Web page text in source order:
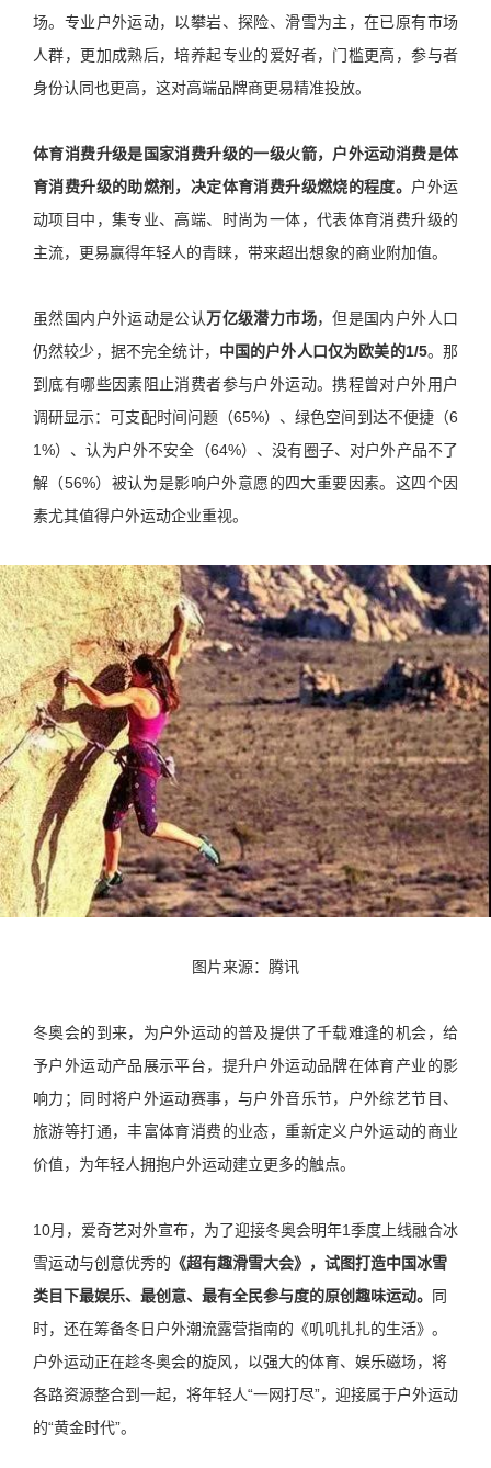
场。专业户外运动，以攀岩、探险、滑雪为主，在已原有市场
人群，更加成熟后，培养起专业的爱好者，门槛更高，参与者
身份认同也更高，这对高端品牌商更易精准投放。
体育消费升级是国家消费升级的一级火箭，户外运动消费是体
育消费升级的助燃剂，决定体育消费升级燃烧的程度。 户外运
动项目中，集专业、高端、时尚为一体，代表体育消费升级的
主流，更易赢得年轻人的青睐，带来超出想象的商业附加值。
虽然国内户外运动是公认万亿级潜力市场，但是国内户外人口
仍然较少，据不完全统计， 中国的户外人口仅为欧美的1/5。那
到底有哪些因素阻止消费者参与户外运动。携程曾对户外用户
调研显示：可支配时间问题（65%）、绿色空间到达不便捷（6
1%）、认为户外不安全（64%）、没有圈子、对户外产品不了
解（56%）被认为是影响户外意愿的四大重要因素。这四个因
素尤其值得户外运动企业重视。
图片来源：腾讯
冬奥会的到来，为户外运动的普及提供了千载难逢的机会，给
予户外运动产品展示平台，提升户外运动品牌在体育产业的影
响力；同时将户外运动赛事，与户外音乐节，户外综艺节目、
旅游等打通，丰富体育消费的业态，重新定义户外运动的商业
价值，为年轻人拥抱户外运动建立更多的触点。
10月，爱奇艺对外宣布，为了迎接冬奥会明年1季度上线融合冰
雪运动与创意优秀的 《超有趣滑雪大会》，试图打造中国冰雪
类目下最娱乐、最创意、最有全民参与度的原创趣味运动。
同
时，还在筹备冬日户外潮流露营指南的《叽叽扎扎的生活》。
户外运动正在趁冬奥会的旋风，以强大的体育、娱乐磁场，将
各路资源整合到一起，将年轻人“一网打尽”，迎接属于户外运动
的“黄金时代”。